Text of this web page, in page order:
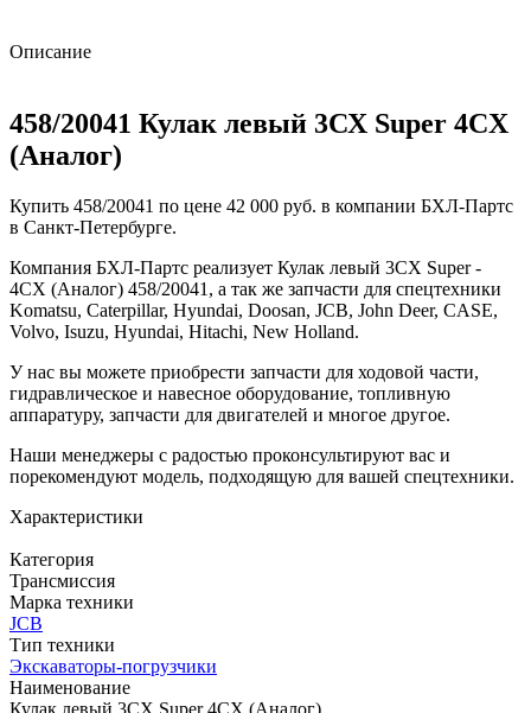
Описание
458/20041 Кулак левый 3СХ Super 4CX
(Аналог)
Купить 458/20041 по цене 42 000 руб. в компании БХЛ-Партс
в Санкт-Петербурге.
Компания БХЛ-Партс реализует Кулак левый 3СХ Super -
4CX (Аналог) 458/20041, а так же запчасти для спецтехники
Komatsu, Caterpillar, Hyundai, Doosan, JCB, John Deer, CASE,
Volvo, Isuzu, Hyundai, Hitachi, New Holland.
У нас вы можете приобрести запчасти для ходовой части,
гидравлическое и навесное оборудование, топливную
аппаратуру, запчасти для двигателей и многое другое.
Наши менеджеры с радостью проконсультируют вас и
порекомендуют модель, подходящую для вашей спецтехники.
Характеристики
Категория
Трансмиссия
Марка техники
JCB
Тип техники
Экскаваторы-погрузчики
Наименование
Кулак левый 3СХ Super 4CX (Аналог)